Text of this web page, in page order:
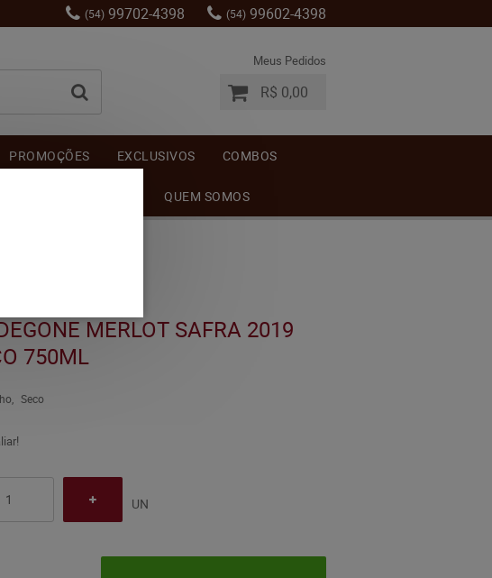
(54) 99702-4398 (54) 99602-4398
Meus Pedidos
R$ 0,00
PROMOÇÕES EXCLUSIVOS COMBOS
QUEM SOMOS
MERLOT SAFRA 2019
750ML
Seco
UN